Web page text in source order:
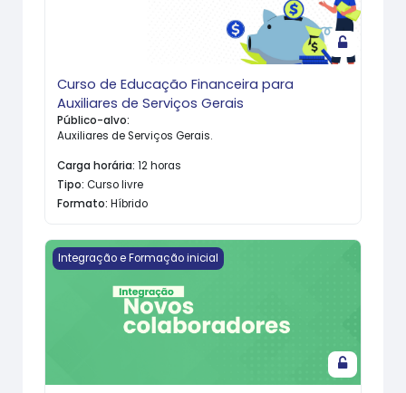
Curso de Educação Financeira para
Auxiliares de Serviços Gerais
Público-alvo:
Auxiliares de Serviços Gerais.
Carga horária:12 horas
Tipo:Curso livre
Formato:Híbrido
Imagem do curso Integração de Novos
Integração e Formação inicial